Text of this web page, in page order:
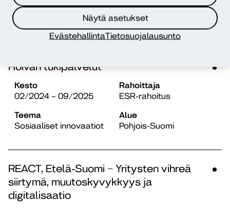
Näytä asetukset
EvästehallintaTietosuojalausunto
Teema
Sosiaaliset innovaatiot
Alue
Valtakunnallinen
Hoivan tukipalvelut
Kesto
02/2024 – 09/2025
Rahoittaja
ESR-rahoitus
Teema
Sosiaaliset innovaatiot
Alue
Pohjois-Suomi
REACT, Etelä-Suomi − Yritysten vihreä
siirtymä, muutoskyvykkyys ja
digitalisaatio